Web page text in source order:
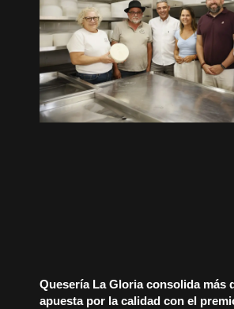
Quesería La Gloria consolida más
apuesta por la calidad con el